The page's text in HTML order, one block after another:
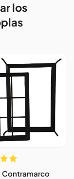
los
Contramarco